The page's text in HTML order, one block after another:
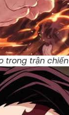
trong trận chiến